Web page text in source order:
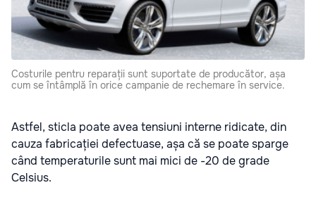
Costurile pentru reparații sunt suportate de producător, așa
cum se întâmplă în orice campanie de rechemare în service.
Astfel, sticla poate avea tensiuni interne ridicate, din
cauza fabricației defectuase, așa că se poate sparge
când temperaturile sunt mai mici de -20 de grade
Celsius.